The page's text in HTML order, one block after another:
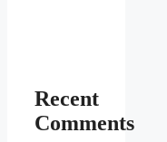
Recent
Comments